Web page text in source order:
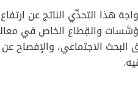
هذا التحدِّي الناتج عن
والقِطاع الخاص في
الاجتماعي،